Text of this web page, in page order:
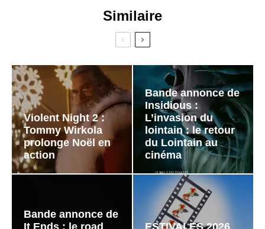
Similaire
Violent Night 2 :
Tommy Wirkola
prolonge Noël en
action
Bande annonce de
Insidious :
L’invasion du
lointain : le retour
du Lointain au
cinéma
Bande annonce de